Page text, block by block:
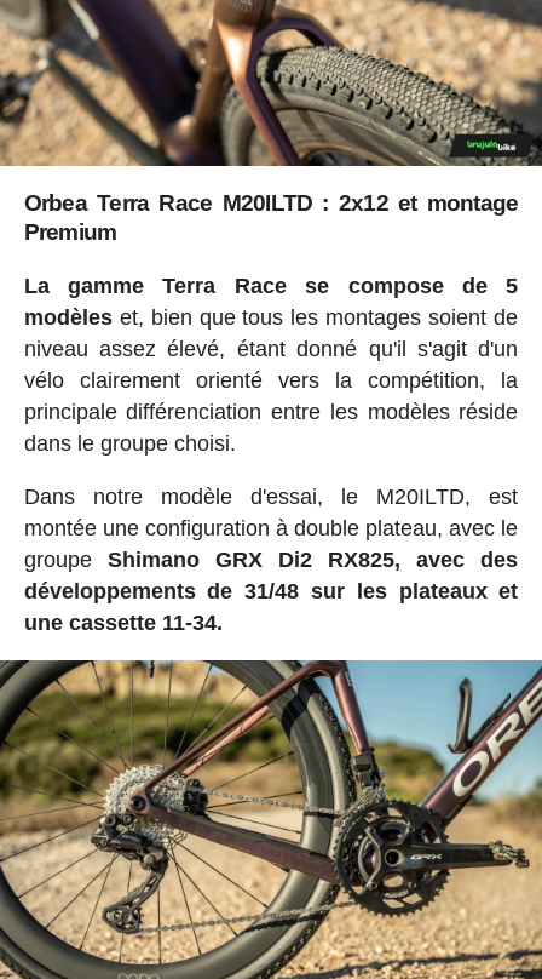
Orbea Terra Race M20ILTD : 2x12 et montage
Premium
La gamme Terra Race se compose de 5
modèleset, bien que tous les montages soient de
niveau assez élevé, étant donné qu'il s'agit d'un
vélo clairement orienté vers la compétition, la
principale différenciation entre les modèles réside
dans le groupe choisi.
Dans notre modèle d'essai, le M20ILTD, est
montée une configuration à double plateau, avec le
groupe Shimano GRX Di2 RX825, avec des
développements de 31/48 sur les plateaux et
une cassette 11-34.